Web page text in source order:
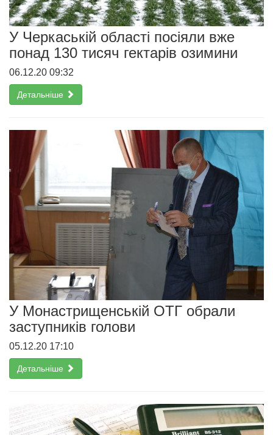
У Черкаській області посіяли вже
понад 130 тисяч гектарів озимини
06.12.20 09:32
Детальніше
У Монастрищенській ОТГ обрали
заступників голови
05.12.20 17:10
Детальніше